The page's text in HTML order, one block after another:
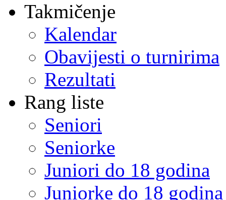
Takmičenje
Kalendar
Obavijesti o turnirima
Rezultati
Rang liste
Seniori
Seniorke
Juniori do 18 godina
Juniorke do 18 godina